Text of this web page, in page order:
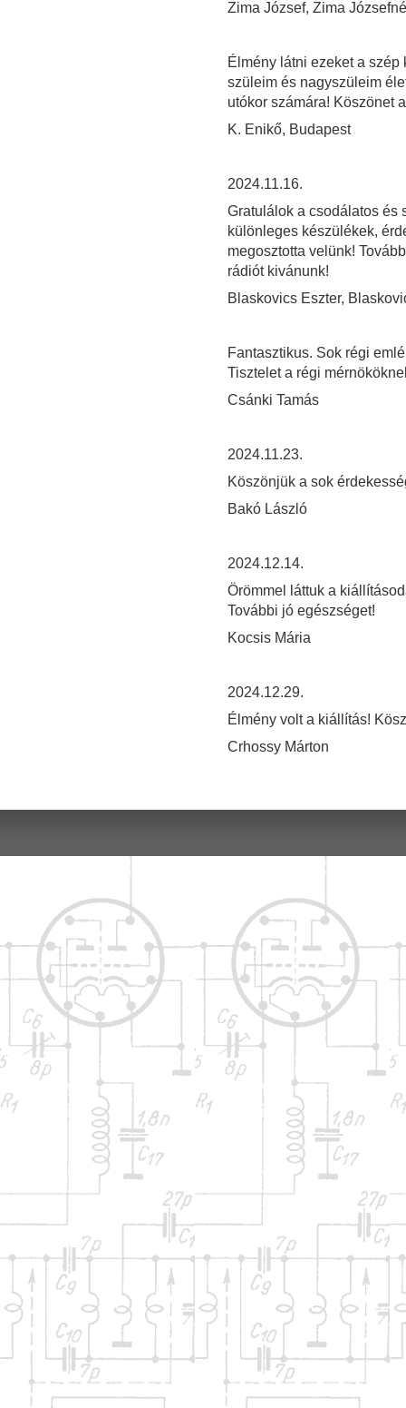
Zima József, Zima
Élmény látni ezeket a
szüleim és nagyszüleim
utókor számára! Köszönet
K. Enikő, Budapest
2024.11.16.
Gratulálok a csodálatos és
különleges készülékek,
megosztotta velünk!
rádiót kivánunk!
Blaskovics Eszter,
Fantasztikus. Sok régi
Tisztelet a régi
Csánki Tamás
2024.11.23.
Köszönjük a sok
Bakó László
2024.12.14.
Örömmel láttuk a
További jó egészséget!
Kocsis Mária
2024.12.29.
Élmény volt a kiállítás!
Crhossy Márton